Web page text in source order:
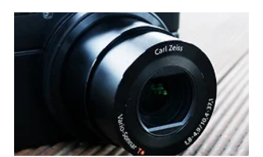
때 소니 컴팩트 카메라 RX100만 있으면 DSLR을 들고 다닐 필요가 없습니다.
컴팩트 디지털카메라의 단점이라면 아무래도 화질이 가장 아쉬운데요. 어떻게
보면 컴팩트 카메라의 태생적 한계라고 생각됩니다. 하지만 소니의 RX100은
컴팩트 카메라의 강점인 휴대성과 단점으로 지적되던 화질을 모두 만족시켜주